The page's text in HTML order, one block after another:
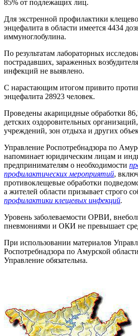
85% от подлежащих лиц.
Для экстренной профилактики
энцефалита в области имеется 4434
иммуноглобулина.
По результатам лабораторных
пострадавших, зараженных
инфекций не выявлено.
С нарастающим итогом привито
энцефалита 28923 человек.
Проведены акарицидные обработки
детских оздоровительных
учреждений, зон отдыха и других
Управление Роспотребнадзора по
напоминает юридическим лицам и
предпринимателям о необходимости
профилактических мероприятий,
противоклещевые обработки
а жителей области призывает строго
профилактики клещевых инфекций.
Уровень заболеваемости ОРВИ,
пневмониями и ОКИ не превышает
При использовании материалов
Роспотребнадзора по Амурской
Управление обязательна.